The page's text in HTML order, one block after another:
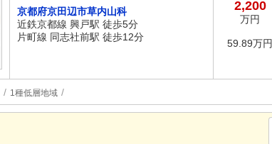
京都府京田辺市草内山科
近鉄京都線 興戸駅 徒歩5分
片町線 同志社前駅 徒歩12分
2,200
万円
59.89万円
1種低層地域